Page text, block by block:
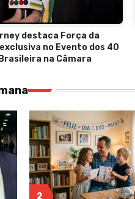
destaca Força da
no Evento dos 40
na Câmara
2